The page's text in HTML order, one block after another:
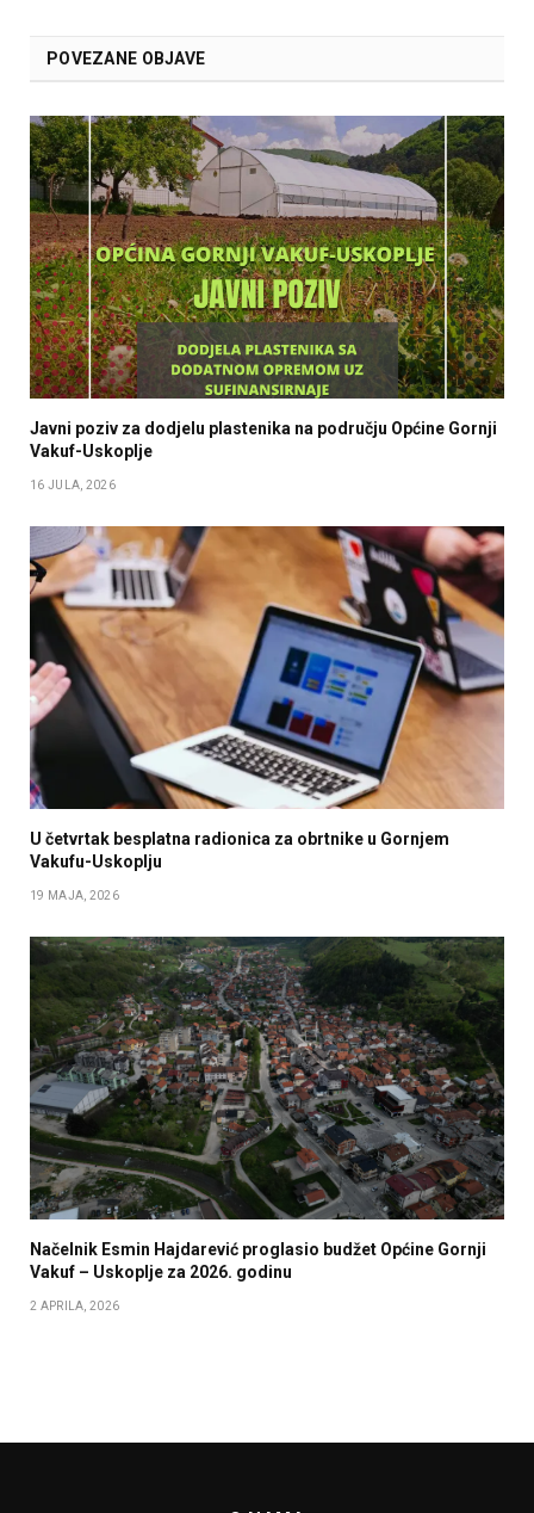
POVEZANE OBJAVE
Javni poziv za dodjelu plastenika na području Općine Gornji
Vakuf-Uskoplje
16 JULA, 2026
U četvrtak besplatna radionica za obrtnike u Gornjem
Vakufu-Uskoplju
19 MAJA, 2026
Načelnik Esmin Hajdarević proglasio budžet Općine Gornji
Vakuf – Uskoplje za 2026. godinu
2 APRILA, 2026